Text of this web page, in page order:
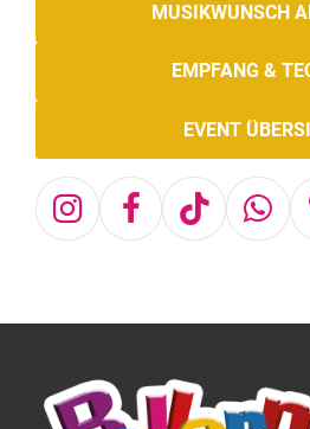
MUSIKWUNSCH
EMPFANG &
EVENT
Instagram
Facebook
Tiktok